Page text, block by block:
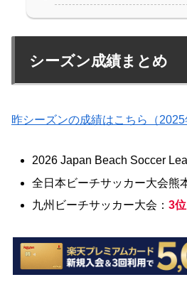
シーズン成績まとめ
昨シーズンの成績はこちら（2025
2026 Japan Beach Soccer
全日本ビーチサッカー大会熊
九州ビーチサッカー大会：3位